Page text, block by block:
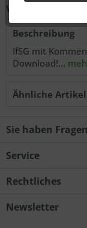
genommen.. *
Versandgewicht:
Beschreibung
IfSG mit
Download!...
Ähnliche Artikel
Sie haben
Service
Rechtliches
Newsletter